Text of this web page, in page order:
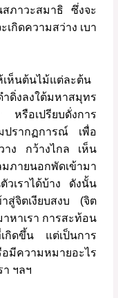
สภาวะสมาธิ
ซึ่งจะ
เกิดความสว่าง เบา
ห็นต้นไม้แต่ละต้น
ำดิ่งลงใต้มหาสมุทร
หรือเปรียบดั่งการ
ปรากฏการณ์
เพื่อ
าง
กว้างไกล
เห็น
มภายนอกพัดเข้ามา
เราได้บ้าง
ดังนั้น
สู่จิตเงียบสงบ (จิต
าหาเรา การสะท้อน
กิดขึ้น
แต่เป็นการ
มีความหมายอะไร
า ฯลฯ